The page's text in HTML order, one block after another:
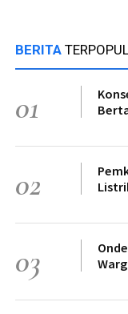
BERITA
01
02
03